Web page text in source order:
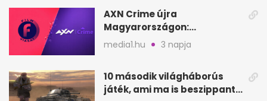
AXN Crime újra
Magyarországon:
szeptembertől a Viasat Film
media1.hu 3 napja
10 második világháborús
játék, ami ma is beszippant